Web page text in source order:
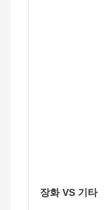
장화 VS 기타